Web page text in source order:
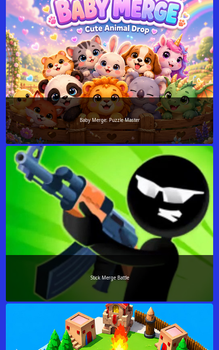
Baby Merge: Puzzle Master
Stick Merge Battle